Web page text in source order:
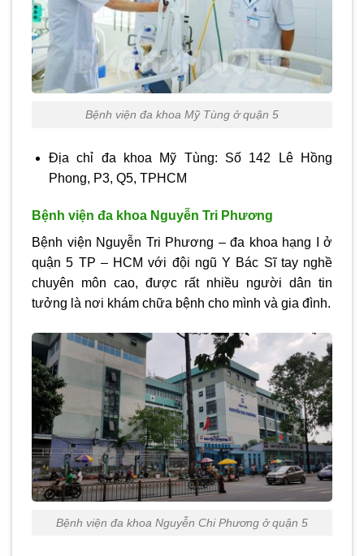
Bệnh viện đa khoa Mỹ Tùng ở quận 5
Địa chỉ đa khoa Mỹ Tùng: Số 142 Lê Hồng
Phong, P3, Q5, TPHCM
Bệnh viện đa khoa Nguyễn Tri Phương
Bệnh viện Nguyễn Tri Phương – đa khoa hạng I ở
quận 5 TP – HCM với đội ngũ Y Bác Sĩ tay nghề
chuyên môn cao, được rất nhiều người dân tin
tưởng là nơi khám chữa bệnh cho mình và gia đình.
Bệnh viện đa khoa Nguyễn Chi Phương ở quận 5